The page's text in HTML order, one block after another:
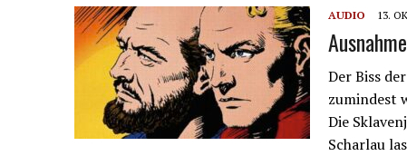
AUDIO 13.
Der Biss
zumindest
Die
Scharlau